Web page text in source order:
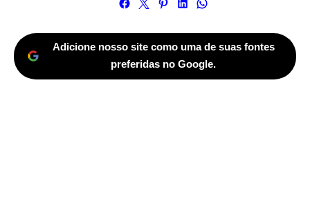
Adicione nosso site como uma de suas fontes
preferidas no Google.